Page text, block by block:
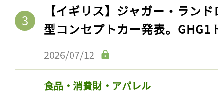
【イギリス】ジャガー・ラン
型コンセプトカー発表。GHG1
2026/07/12
食品・消費財・アパレル